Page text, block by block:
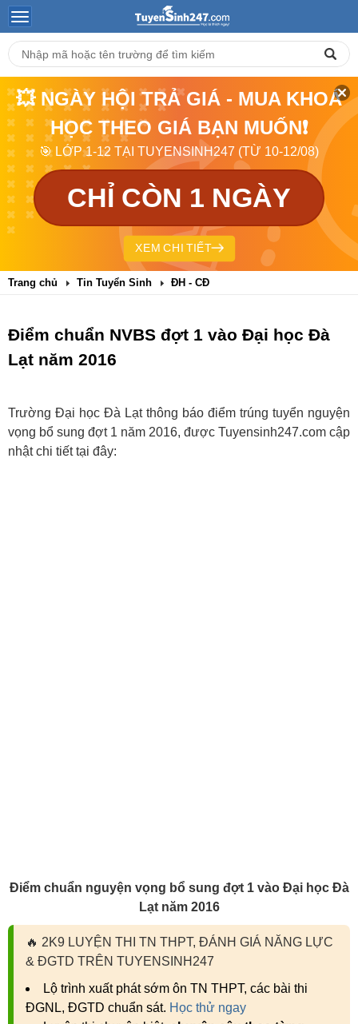
💥 NGÀY HỘI TRẢ GIÁ - MUA KHOÁ
HỌC THEO GIÁ BẠN MUỐN❗
🎯 LỚP 1-12 TẠI TUYENSINH247 (TỪ 10-12/08)
CHỈ CÒN 1 NGÀY
XEM CHI TIẾT
Trang chủ Tin Tuyển Sinh ĐH - CĐ
Điểm chuẩn NVBS đợt 1 vào Đại học Đà
Lạt năm 2016
Trường Đại học Đà Lạt thông báo điểm trúng tuyển nguyện
vọng bổ sung đợt 1 năm 2016, được Tuyensinh247.com cập
nhật chi tiết tại đây:
Điểm chuẩn nguyện vọng bổ sung đợt 1 vào Đại học Đà
Lạt năm 2016
🔥 2K9 LUYỆN THI TN THPT, ĐÁNH GIÁ NĂNG LỰC
& ĐGTD TRÊN TUYENSINH247
Lộ trình xuất phát sớm ôn TN THPT, các bài thi
ĐGNL, ĐGTD chuẩn sát. Học thử ngay